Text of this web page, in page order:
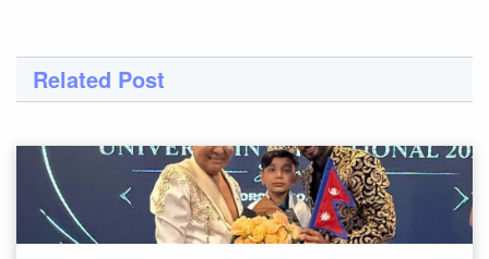
Related Post